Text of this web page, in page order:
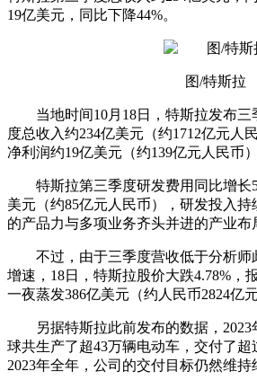
19亿美元，同比下降44%。
图/特斯拉
当地时间10月18日，特斯拉发布
度总收入约234亿美元（约1712亿元人
净利润约19亿美元（约139亿元人民币
特斯拉第三季度研发费用同比增长
美元（约85亿元人民币），研发投入
的产品力与多项业务齐头并进的产业布
不过，由于三季度营收低于分析师
增速，18日，特斯拉股价大跌4.78%，
一夜蒸发386亿美元（约人民币2824亿元
另据特斯拉此前发布的数据，
球共生产了超43万辆电动车，交付了超
2023年全年，公司的交付目标仍然维持